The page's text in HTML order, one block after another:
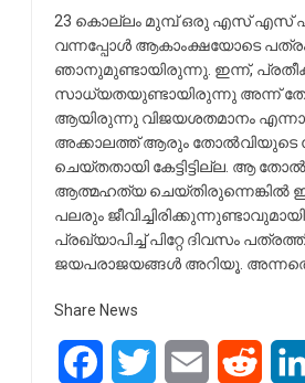
23 കൊല്ലം മുമ്പ് ഒരു എസ് എസ്
വന്നപ്പോൾ ആകാംക്ഷയോടെ
ഞാനുമുണ്ടായിരുന്നു. ഇന്ന്,
സാധ്യതയുണ്ടായിരുന്നു അന്ന്
ആയിരുന്നു വിജയശതമാനം
അക്കാലത്ത് ആരും തോൽവിയുടെ
ചെയ്തതായി കേട്ടിട്ടില്ല. ആ
ആത്മഹത്യ ചെയ്തിരുന്നെങ്കിൽ
പലരും
പ്രഖ്യാപിച്ച് പിറ്റേ ദിവസം
ജയപരാജയങ്ങൾ അറിയൂ.
Share News
FacebookTwitter Email